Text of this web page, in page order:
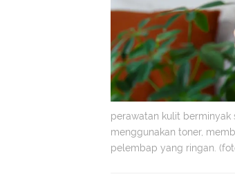
perawatan kulit berminyak
menggunakan toner,
pelembap yang ringan.